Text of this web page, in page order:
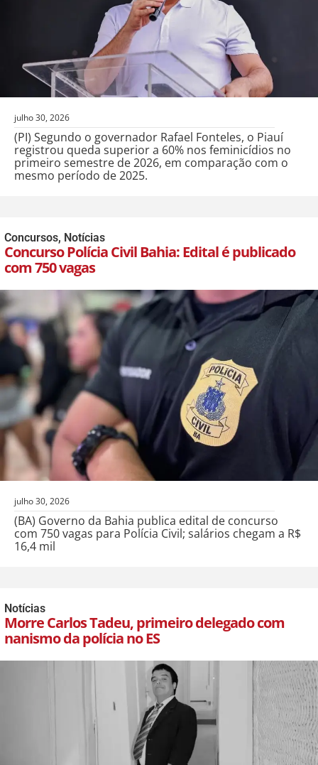
julho 30, 2026
(PI) Segundo o governador Rafael Fonteles, o Piauí
registrou queda superior a 60% nos feminicídios no
primeiro semestre de 2026, em comparação com o
mesmo período de 2025.
Concursos, Notícias
Concurso Polícia Civil Bahia: Edital é publicado
com 750 vagas
julho 30, 2026
(BA) Governo da Bahia publica edital de concurso
com 750 vagas para Polícia Civil; salários chegam a R$
16,4 mil
Notícias
Morre Carlos Tadeu, primeiro delegado com
nanismo da polícia no ES